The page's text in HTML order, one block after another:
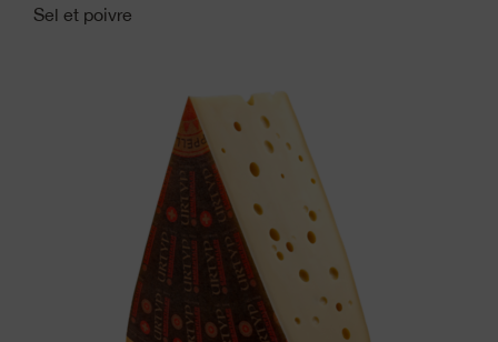
Sel et poivre